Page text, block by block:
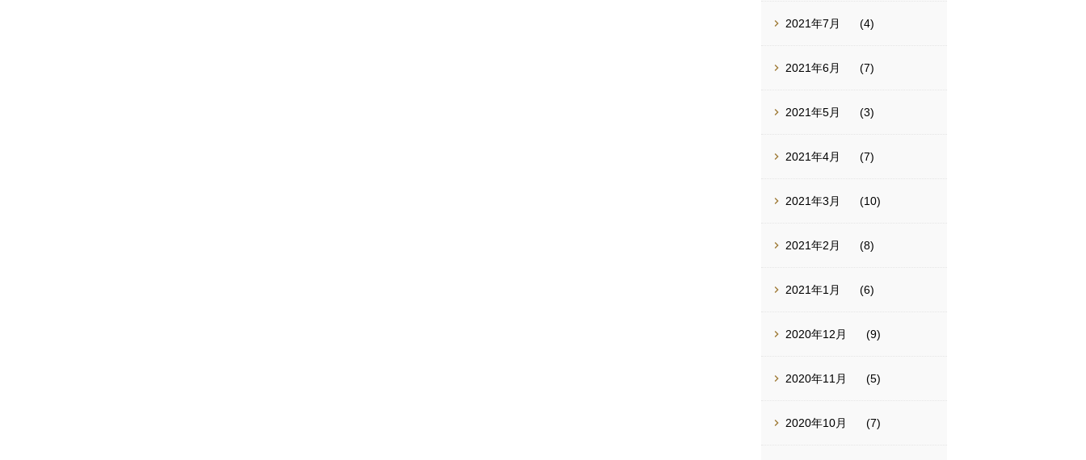
2021年7月 (4)
2021年6月 (7)
2021年5月 (3)
2021年4月 (7)
2021年3月 (10)
2021年2月 (8)
2021年1月 (6)
2020年12月 (9)
2020年11月 (5)
2020年10月 (7)